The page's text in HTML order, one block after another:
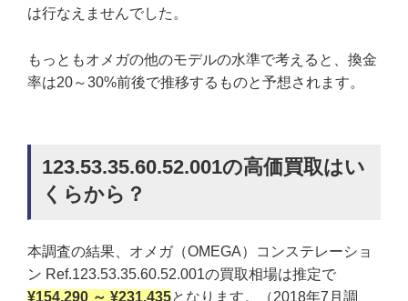
は行なえませんでした。
もっともオメガの他のモデルの水準で考えると、換金
率は20～30%前後で推移するものと予想されます。
123.53.35.60.52.001の高価買取はい
くらから？
本調査の結果、オメガ（OMEGA）コンステレーショ
ン Ref.123.53.35.60.52.001の買取相場は推定で
¥154,290 ～ ¥231,435となります。（2018年7月調